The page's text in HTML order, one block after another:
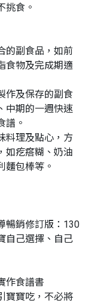
挑食。
的副食品，如前
食物及完成期適
作及保存的副食
中期的一週快速
譜。
料理及點心，方
如疙瘩糊、奶油
麵包棒等。
暢銷修訂版：130
自己選擇、自己
作食譜書
寶寶吃，不必將